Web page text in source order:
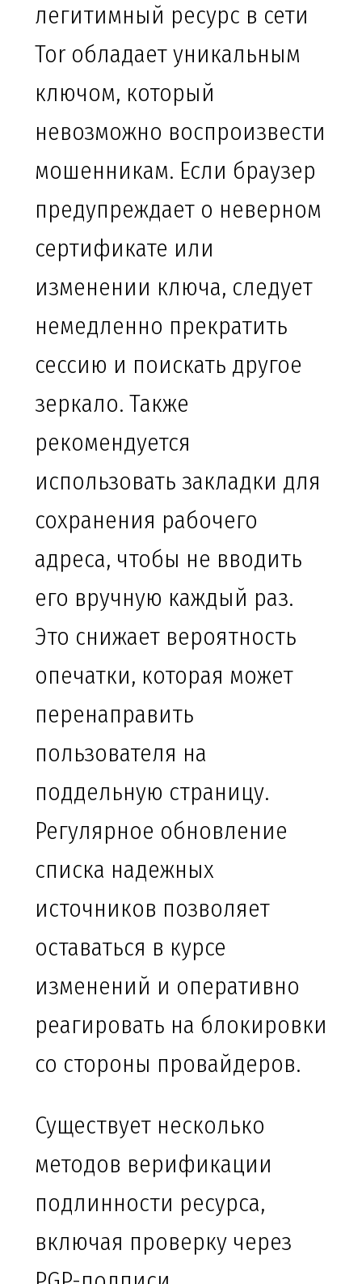
легитимный ресурс в сети
Tor обладает уникальным
ключом, который
невозможно воспроизвести
мошенникам. Если браузер
предупреждает о неверном
сертификате или
изменении ключа, следует
немедленно прекратить
сессию и поискать другое
зеркало. Также
рекомендуется
использовать закладки для
сохранения рабочего
адреса, чтобы не вводить
его вручную каждый раз.
Это снижает вероятность
опечатки, которая может
перенаправить
пользователя на
поддельную страницу.
Регулярное обновление
списка надежных
источников позволяет
оставаться в курсе
изменений и оперативно
реагировать на блокировки
со стороны провайдеров.
Существует несколько
методов верификации
подлинности ресурса,
включая проверку через